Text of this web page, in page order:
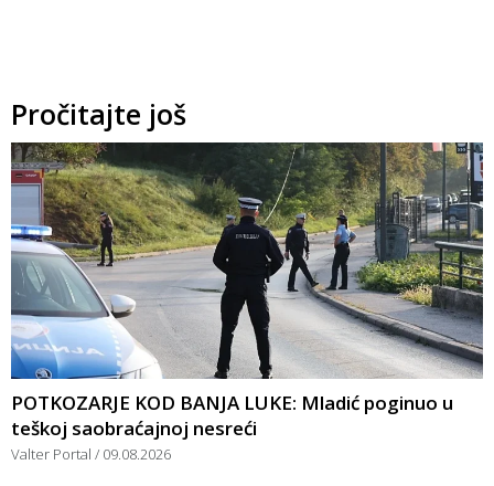
Pročitajte još
POTKOZARJE KOD BANJA LUKE: Mladić poginuo u
teškoj saobraćajnoj nesreći
Valter Portal 09.08.2026